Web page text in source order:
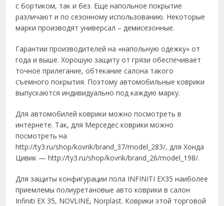
с бортиком, так и без. Еще напольное покрытие
различают и по сезонному использованию. Некоторые
марки производят универсал – демисезонные.
Гарантии производителей на «напольную одежку» от
года и выше. Хорошую защиту от грязи обеспечивает
точное прилегание, обтекание салона такого
съемного покрытия. Поэтому автомобильные коврики
выпускаются индивидуально под каждую марку.
Для автомобилей коврики можно посмотреть в
интернете. Так, для Мерседес коврики можно
посмотреть на
http://ty3.ru/shop/kovrik/brand_37/model_283/, для Хонда
Цивик — http://ty3.ru/shop/kovrik/brand_26/model_198/.
Для защиты конфигурации пола INFINITI EX35 наиболее
приемлемы полиуретановые авто коврики в салон
Infiniti EX 35, NOVLINE, Norplast. Коврики этой торговой